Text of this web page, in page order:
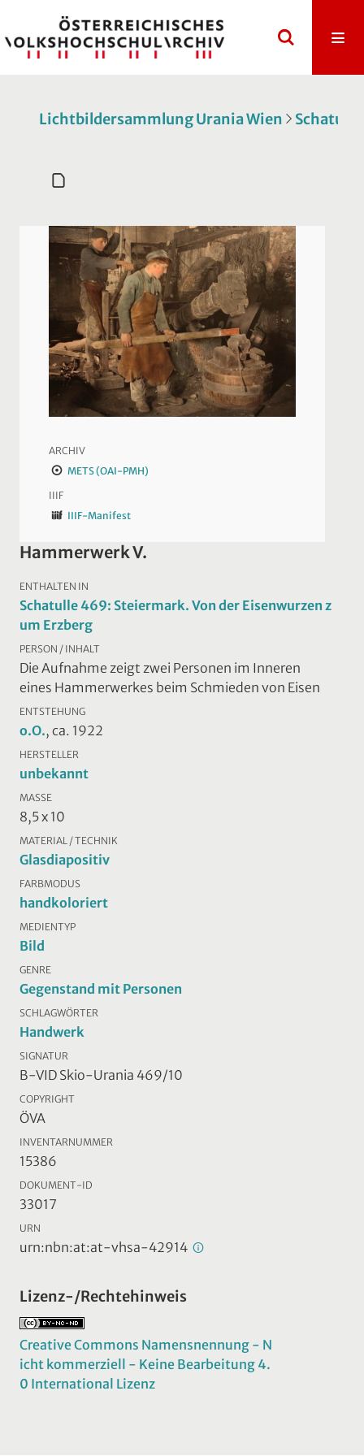
Lichtbildersammlung Urania Wien
ARCHIV
METS (OAI-PMH)
IIIF
IIIF-Manifest
Hammerwerk V.
ENTHALTEN IN
Schatulle 469: Steiermark. Von der Eisenwurzen z
um Erzberg
PERSON / INHALT
Die Aufnahme zeigt zwei Personen im Inneren
eines Hammerwerkes beim Schmieden von Eisen
ENTSTEHUNG
o.O., ca. 1922
HERSTELLER
unbekannt
MASSE
8,5 x 10
MATERIAL / TECHNIK
Glasdiapositiv
FARBMODUS
handkoloriert
MEDIENTYP
Bild
GENRE
Gegenstand mit Personen
SCHLAGWÖRTER
Handwerk
SIGNATUR
B-VID Skio-Urania 469/10
COPYRIGHT
ÖVA
INVENTARNUMMER
15386
DOKUMENT-ID
33017
URN
urn:nbn:at:at-vhsa-42914
Lizenz-/Rechtehinweis
Creative Commons Namensnennung - N
icht kommerziell - Keine Bearbeitung 4.
0 International Lizenz